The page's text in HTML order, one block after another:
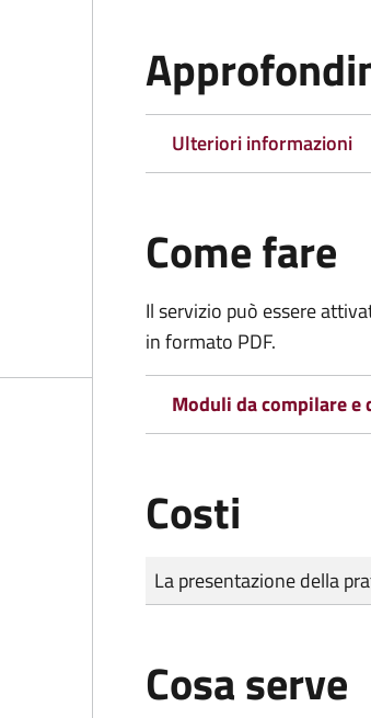
Ulteriori informazioni
Come fare
Il servizio può essere
in formato PDF.
Moduli da compilare e
Costi
Tipo di pagamento
Importo
La presentazione della
Cosa serve